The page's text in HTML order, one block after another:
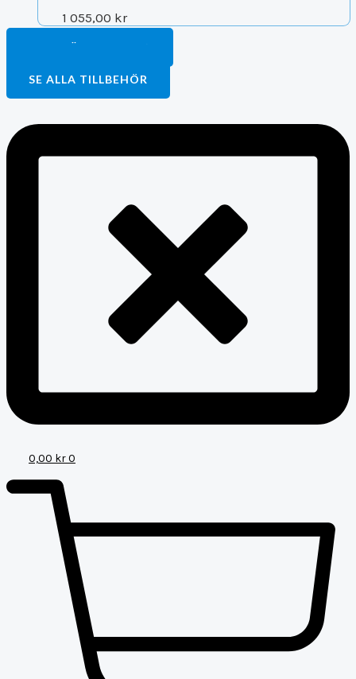
1 055,00 kr
FORTSÄTT HANDLA
SE ALLA TILLBEHÖR
0,00 kr0